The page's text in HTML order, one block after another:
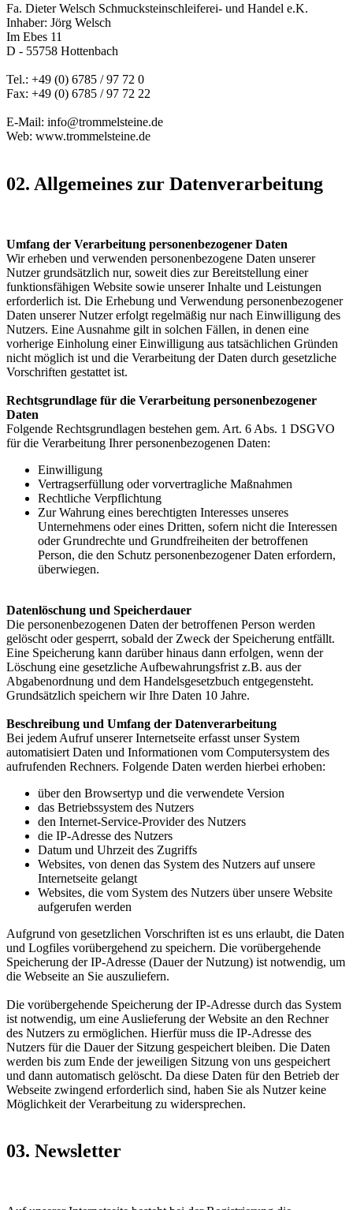
Fa. Dieter Welsch Schmucksteinschleiferei- und Handel e.K.
Inhaber: Jörg Welsch
Im Ebes 11
D - 55758 Hottenbach
Tel.: +49 (0) 6785 / 97 72 0
Fax: +49 (0) 6785 / 97 72 22
E-Mail: info@trommelsteine.de
Web: www.trommelsteine.de
02. Allgemeines zur Datenverarbeitung
Umfang der Verarbeitung personenbezogener Daten
Wir erheben und verwenden personenbezogene Daten unserer
Nutzer grundsätzlich nur, soweit dies zur Bereitstellung einer
funktionsfähigen Website sowie unserer Inhalte und Leistungen
erforderlich ist. Die Erhebung und Verwendung personenbezogener
Daten unserer Nutzer erfolgt regelmäßig nur nach Einwilligung des
Nutzers. Eine Ausnahme gilt in solchen Fällen, in denen eine
vorherige Einholung einer Einwilligung aus tatsächlichen Gründen
nicht möglich ist und die Verarbeitung der Daten durch gesetzliche
Vorschriften gestattet ist.
Rechtsgrundlage für die Verarbeitung personenbezogener
Daten
Folgende Rechtsgrundlagen bestehen gem. Art. 6 Abs. 1 DSGVO
für die Verarbeitung Ihrer personenbezogenen Daten:
Einwilligung
Vertragserfüllung oder vorvertragliche Maßnahmen
Rechtliche Verpflichtung
Zur Wahrung eines berechtigten Interesses unseres
Unternehmens oder eines Dritten, sofern nicht die Interessen
oder Grundrechte und Grundfreiheiten der betroffenen
Person, die den Schutz personenbezogener Daten erfordern,
überwiegen.
Datenlöschung und Speicherdauer
Die personenbezogenen Daten der betroffenen Person werden
gelöscht oder gesperrt, sobald der Zweck der Speicherung entfällt.
Eine Speicherung kann darüber hinaus dann erfolgen, wenn der
Löschung eine gesetzliche Aufbewahrungsfrist z.B. aus der
Abgabenordnung und dem Handelsgesetzbuch entgegensteht.
Grundsätzlich speichern wir Ihre Daten 10 Jahre.
Beschreibung und Umfang der Datenverarbeitung
Bei jedem Aufruf unserer Internetseite erfasst unser System
automatisiert Daten und Informationen vom Computersystem des
aufrufenden Rechners. Folgende Daten werden hierbei erhoben:
über den Browsertyp und die verwendete Version
das Betriebssystem des Nutzers
den Internet-Service-Provider des Nutzers
die IP-Adresse des Nutzers
Datum und Uhrzeit des Zugriffs
Websites, von denen das System des Nutzers auf unsere
Internetseite gelangt
Websites, die vom System des Nutzers über unsere Website
aufgerufen werden
Aufgrund von gesetzlichen Vorschriften ist es uns erlaubt, die Daten
und Logfiles vorübergehend zu speichern. Die vorübergehende
Speicherung der IP-Adresse (Dauer der Nutzung) ist notwendig, um
die Webseite an Sie auszuliefern.
Die vorübergehende Speicherung der IP-Adresse durch das System
ist notwendig, um eine Auslieferung der Website an den Rechner
des Nutzers zu ermöglichen. Hierfür muss die IP-Adresse des
Nutzers für die Dauer der Sitzung gespeichert bleiben. Die Daten
werden bis zum Ende der jeweiligen Sitzung von uns gespeichert
und dann automatisch gelöscht. Da diese Daten für den Betrieb der
Webseite zwingend erforderlich sind, haben Sie als Nutzer keine
Möglichkeit der Verarbeitung zu widersprechen.
03. Newsletter